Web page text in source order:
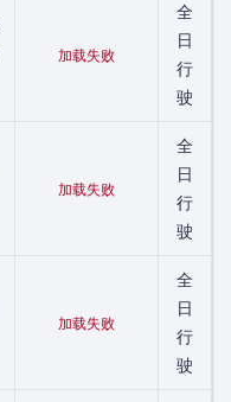
加载失败
全
日
行
驶
加载失败
全
日
行
驶
加载失败
全
日
行
驶